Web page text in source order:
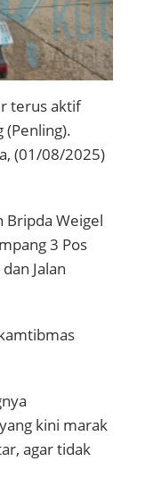
terus aktif
(01/08/2025)
Bripda Weigel
3 Pos
Jalan
kini marak
agar tidak